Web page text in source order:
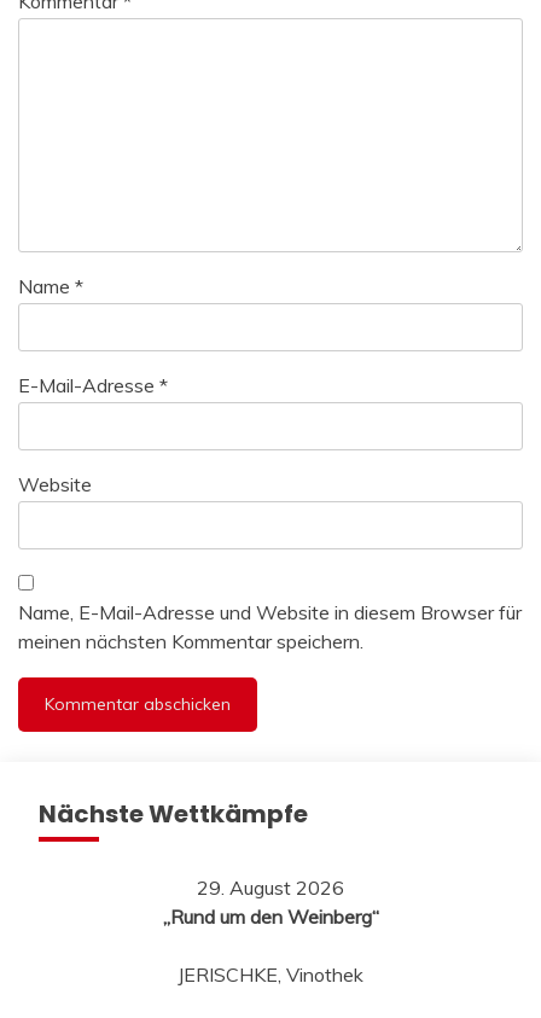
Name *
E-Mail-Adresse *
Website
Name, E-Mail-Adresse und Website in diesem Browser für
meinen nächsten Kommentar speichern.
Nächste Wettkämpfe
29. August 2026
„Rund um den Weinberg“
JERISCHKE, Vinothek